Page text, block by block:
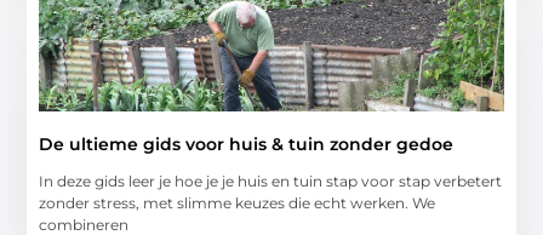
De ultieme gids voor huis & tuin zonder gedoe
In deze gids leer je hoe je je huis en tuin stap voor stap verbetert
zonder stress, met slimme keuzes die echt werken. We
combineren